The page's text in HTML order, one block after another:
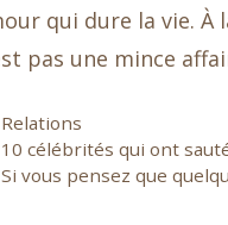
qui dure la vie. À
pas une mince
Catégories
Relations
10 célébrités qui ont
Si vous pensez que